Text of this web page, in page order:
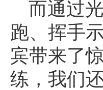
而通过
跑、挥手
宾带来了
练，我们